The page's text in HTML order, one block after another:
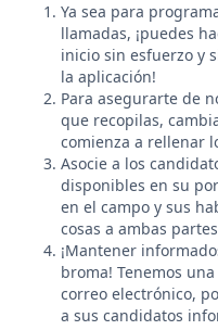
Ya sea para
llamadas, ¡puedes
inicio sin esfuerzo y
la aplicación!
Para asegurarte de
que recopilas,
comienza a rellenar
Asocie a los
disponibles en su
en el campo y sus
cosas a ambas
¡Mantener
broma! Tenemos
correo electrónico,
a sus candidatos